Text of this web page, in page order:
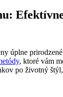
úplne
, ktoré vám
po životný